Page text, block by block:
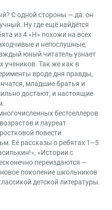
С одной стороны — да: он
Ну где ещё найдётся
из 4 «Н» похожи на всех
и непослушные,
юный читатель узнает
учеников. Так же как в
вроде дня правды,
младшие братья и
достают, и настоящие
бестселлеров
и лауреат
повести
Её рассказы о ребятах 1–5
«Истории с
переиздаются —
поколение школьников
детской литературы.